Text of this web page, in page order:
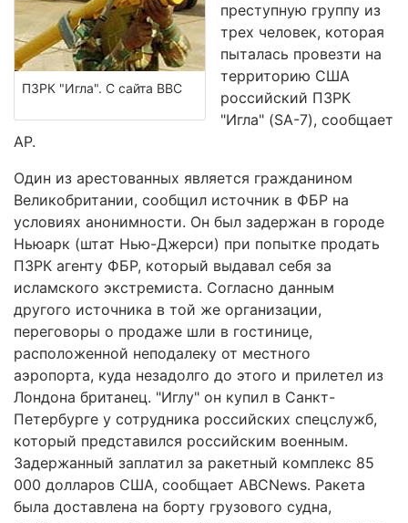
ПЗРК "Игла". С сайта ВВС
преступную группу из
трех человек, которая
пыталась провезти на
территорию США
российский ПЗРК
"Игла" (SA-7), сообщает
AP.
Один из арестованных является гражданином
Великобритании, сообщил источник в ФБР на
условиях анонимности. Он был задержан в городе
Ньюарк (штат Нью-Джерси) при попытке продать
ПЗРК агенту ФБР, который выдавал себя за
исламского экстремиста. Согласно данным
другого источника в той же организации,
переговоры о продаже шли в гостинице,
расположенной неподалеку от местного
аэропорта, куда незадолго до этого и прилетел из
Лондона британец. "Иглу" он купил в Санкт-
Петербурге у сотрудника российских спецслужб,
который представился российским военным.
Задержанный заплатил за ракетный комплекс 85
000 долларов США, сообщает ABCNews. Ракета
была доставлена на борту грузового судна,